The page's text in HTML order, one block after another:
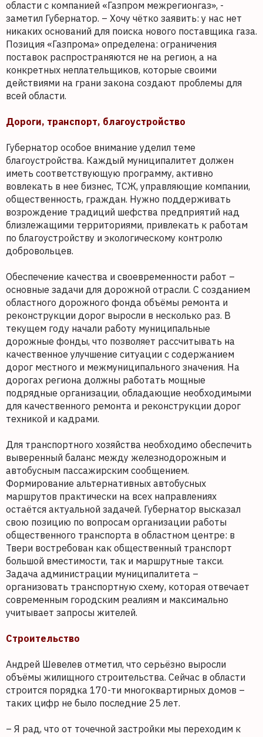
области с компанией «Газпром межрегионгаз», -
заметил Губернатор. – Хочу чётко заявить: у нас нет
никаких оснований для поиска нового поставщика газа.
Позиция «Газпрома» определена: ограничения
поставок распространяются не на регион, а на
конкретных неплательщиков, которые своими
действиями на грани закона создают проблемы для
всей области.
Дороги, транспорт, благоустройство
Губернатор особое внимание уделил теме
благоустройства. Каждый муниципалитет должен
иметь соответствующую программу, активно
вовлекать в нее бизнес, ТСЖ, управляющие компании,
общественность, граждан. Нужно поддерживать
возрождение традиций шефства предприятий над
близлежащими территориями, привлекать к работам
по благоустройству и экологическому контролю
добровольцев.
Обеспечение качества и своевременности работ –
основные задачи для дорожной отрасли. С созданием
областного дорожного фонда объёмы ремонта и
реконструкции дорог выросли в несколько раз. В
текущем году начали работу муниципальные
дорожные фонды, что позволяет рассчитывать на
качественное улучшение ситуации с содержанием
дорог местного и межмуниципального значения. На
дорогах региона должны работать мощные
подрядные организации, обладающие необходимыми
для качественного ремонта и реконструкции дорог
техникой и кадрами.
Для транспортного хозяйства необходимо обеспечить
выверенный баланс между железнодорожным и
автобусным пассажирским сообщением.
Формирование альтернативных автобусных
маршрутов практически на всех направлениях
остаётся актуальной задачей. Губернатор высказал
свою позицию по вопросам организации работы
общественного транспорта в областном центре: в
Твери востребован как общественный транспорт
большой вместимости, так и маршрутные такси.
Задача администрации муниципалитета –
организовать транспортную схему, которая отвечает
современным городским реалиям и максимально
учитывает запросы жителей.
Строительство
Андрей Шевелев отметил, что серьёзно выросли
объёмы жилищного строительства. Сейчас в области
строится порядка 170-ти многоквартирных домов –
таких цифр не было последние 25 лет.
– Я рад, что от точечной застройки мы переходим к